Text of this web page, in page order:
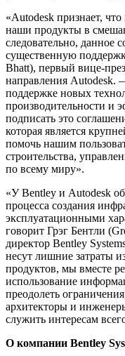
«Autodesk признает,
наши продукты в
следовательно, данное
существенную
Bhatt), первый вице-
направления Autodesk.
поддержке новых
производительности и
подписать это
которая является
помочь нашим
строительства,
по всему миру».
«У Bentley и Autodesk
процесса создания
эксплуатационными
говорит Грэг Бентли
директор Bentley
несут лишние затраты
продуктов, мы вместе
использование
преодолеть
архитекторы и
служить интересам
О компании Bentley